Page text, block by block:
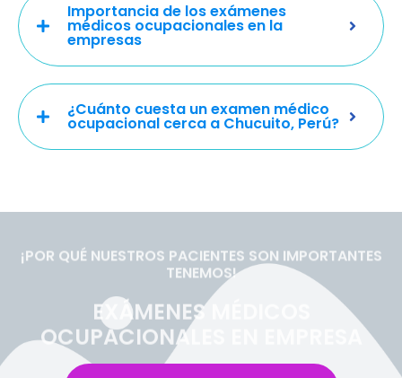
Importancia de los exámenes
médicos ocupacionales en la
empresas
¿Cuánto cuesta un examen médico
ocupacional cerca a Chucuito, Perú?
¡POR QUÉ NUESTROS PACIENTES SON IMPORTANTES
TENEMOS!
EXÁMENES MÉDICOS
OCUPACIONALES EN EMPRESA